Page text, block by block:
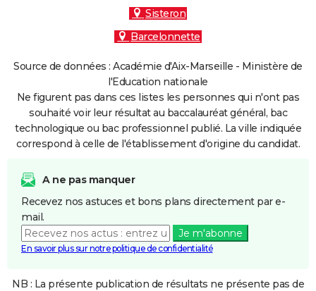
Sisteron
Barcelonnette
Source de données : Académie d'Aix-Marseille - Ministère de
l'Education nationale
Ne figurent pas dans ces listes les personnes qui n'ont pas
souhaité voir leur résultat au baccalauréat général, bac
technologique ou bac professionnel publié. La ville indiquée
correspond à celle de l'établissement d'origine du candidat.
A ne pas manquer
Recevez nos astuces et bons plans directement par e-
mail.
Je m'abonne
En savoir plus sur notre politique de confidentialité
NB : La présente publication de résultats ne présente pas de